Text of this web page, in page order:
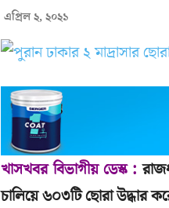
এপ্রিল ২, ২০২১
খাসখবর বিভাগীয় ডেস্ক :
চালিয়ে ৬০৩টি ছোরা উদ্ধার